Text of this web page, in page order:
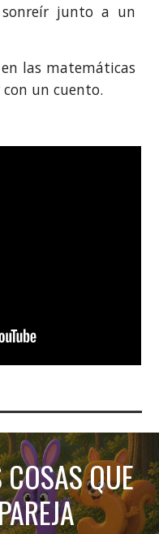
junto a un
las matemáticas
un cuento.
QUE